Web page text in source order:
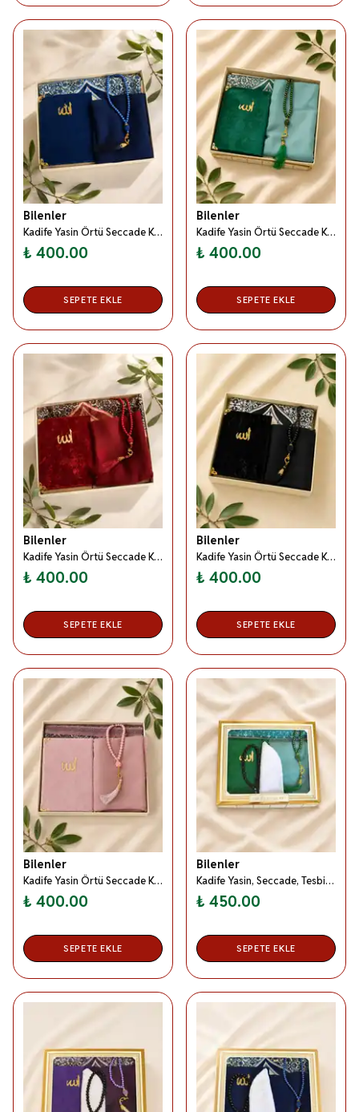
Bilenler
Kadife Yasin Örtü Seccade Kadın Seti Lacivert – Hediyelik Mevlitlik Set
₺ 400.00
SEPETE EKLE
Bilenler
Kadife Yasin Örtü Seccade Kadın Seti Yeşil – Hediyelik Mevlitlik Set
₺ 400.00
SEPETE EKLE
Bilenler
Kadife Yasin Örtü Seccade Kadın Seti Kırmızı – Hediyelik Mevlitlik Set
₺ 400.00
SEPETE EKLE
Bilenler
Kadife Yasin Örtü Seccade Kadın Seti Siyah– Hediyelik Mevlitlik Set
₺ 400.00
SEPETE EKLE
Bilenler
Kadife Yasin Örtü Seccade Kadın Seti Pembe– Hediyelik Mevlitlik Set
₺ 400.00
SEPETE EKLE
Bilenler
Kadife Yasin, Seccade, Tesbih, Takke Örtü Kadın Erkek Bohça Seti Yeşil
₺ 450.00
SEPETE EKLE